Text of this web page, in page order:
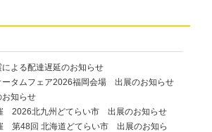
よる配達遅延のお知らせ
タムフェア2026福岡会場 出展のお知らせ
お知らせ
2026北九州どてらい市 出展のお知らせ
第48回 北海道どてらい市 出展のお知ら